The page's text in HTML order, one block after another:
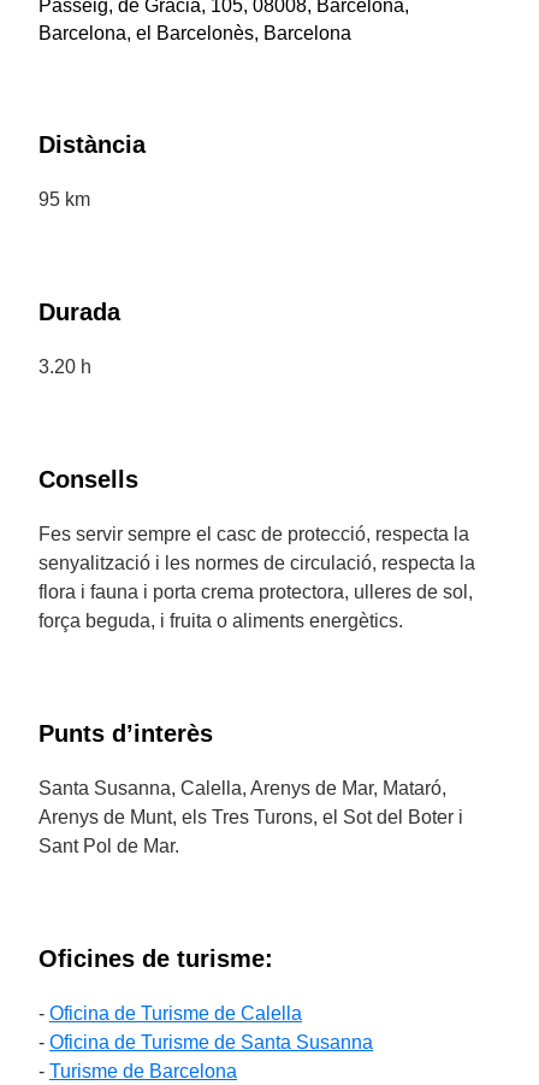
Passeig, de Gràcia, 105, 08008, Barcelona,
Barcelona, el Barcelonès, Barcelona
Distància
95 km
Durada
3.20 h
Consells
Fes servir sempre el casc de protecció, respecta la
senyalització i les normes de circulació, respecta la
flora i fauna i porta crema protectora, ulleres de sol,
força beguda, i fruita o aliments energètics.
Punts d’interès
Santa Susanna, Calella, Arenys de Mar, Mataró,
Arenys de Munt, els Tres Turons, el Sot del Boter i
Sant Pol de Mar.
Oficines de turisme:
- Oficina de Turisme de Calella
- Oficina de Turisme de Santa Susanna
- Turisme de Barcelona